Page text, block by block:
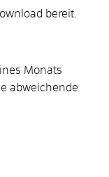
bereit.
Monats
abweichende